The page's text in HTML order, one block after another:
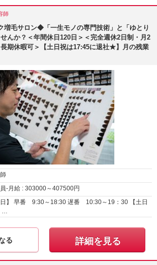
師
増毛サロン◆「一生モノの専門技術」と「ゆとり
んか？＜年間休日120日＞＜完全週休2日制・月2
期休暇可＞【土日祝は17:45に退社★】月の残業
-月給 : 303000～407500円
日】 早番 9:30～18:30 遅番 10:30～19：30 【土日
…
る 詳細を見る